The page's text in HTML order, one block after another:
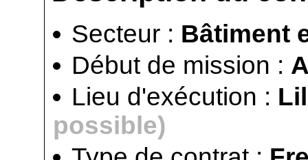
Secteur : Bâtiment
Début de mission :
Lieu d'exécution :
possible)